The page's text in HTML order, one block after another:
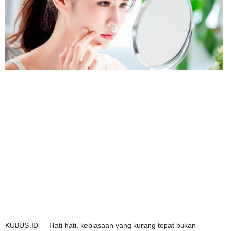
KUBUS.ID — Hati-hati, kebiasaan yang kurang tepat bukan